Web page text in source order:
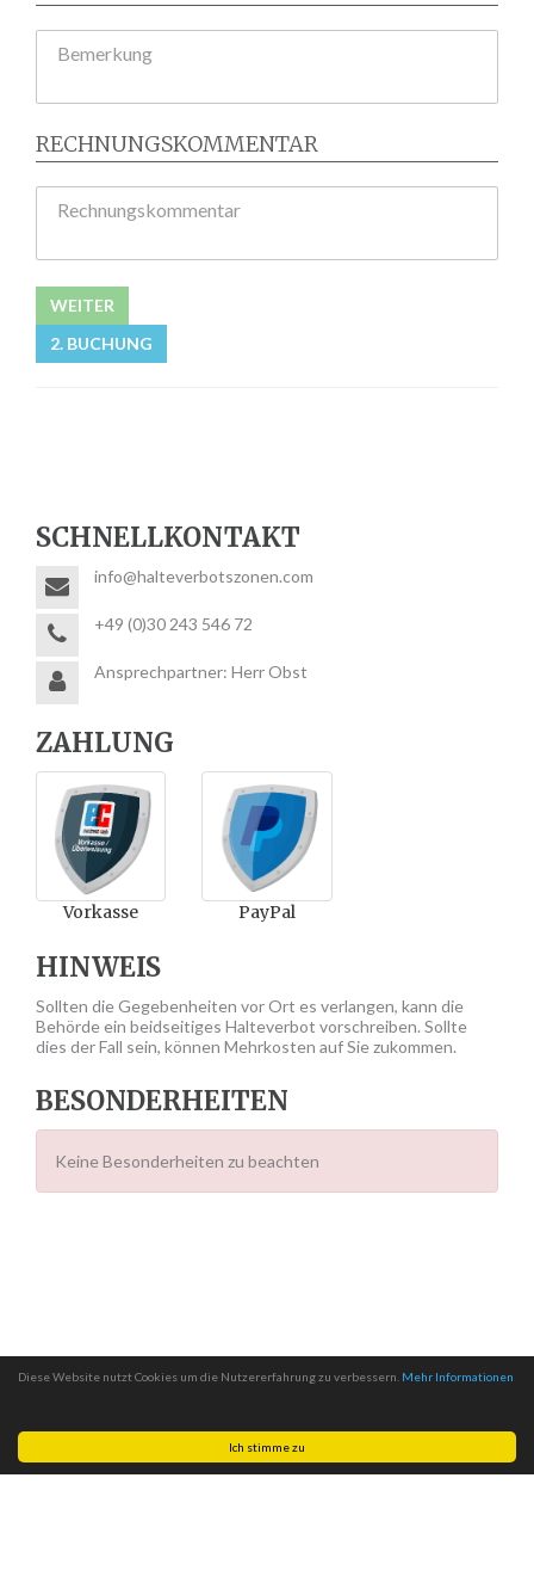
Ich stimme zu
Diese Website nutzt Cookies um die Nutzererfahrung zu verbessern. Mehr Informationen
Bemerkung
RECHNUNGSKOMMENTAR
Rechnungskommentar
WEITER
2. BUCHUNG
SCHNELLKONTAKT
info@halteverbotszonen.com
+49 (0)30 243 546 72
Ansprechpartner: Herr Obst
ZAHLUNG
Vorkasse PayPal
HINWEIS
Sollten die Gegebenheiten vor Ort es verlangen, kann die
Behörde ein beidseitiges Halteverbot vorschreiben. Sollte
dies der Fall sein, können Mehrkosten auf Sie zukommen.
BESONDERHEITEN
Keine Besonderheiten zu beachten